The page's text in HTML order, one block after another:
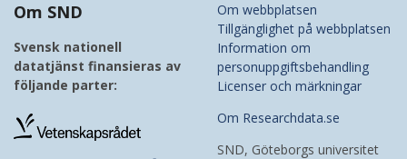
Om SND
Svensk nationell
datatjänst finansieras av
följande parter:
Om webbplatsen
Tillgänglighet på webbplatsen
Information om
personuppgiftsbehandling
Licenser och märkningar
Om Researchdata.se
SND, Göteborgs universitet